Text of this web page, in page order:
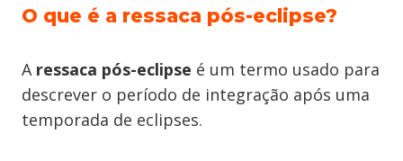
O que é a ressaca pós-eclipse?
A ressaca pós-eclipse é um termo usado para
descrever o período de integração após uma
temporada de eclipses.